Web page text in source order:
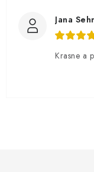
Jana
Krasne a